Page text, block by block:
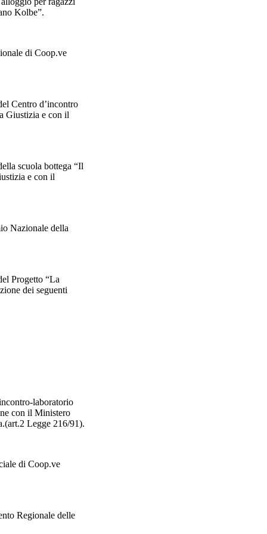
Kolbe”.
di Coop.ve
Centro d’incontro
Giustizia e con il
scuola bottega “Il
e con il
Nazionale della
Progetto “La
dei seguenti
laboratorio
con il Ministero
Legge 216/91).
di Coop.ve
Regionale delle